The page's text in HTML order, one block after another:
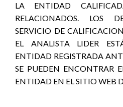
LA ENTIDAD
RELACIONADOS. LOS
SERVICIO DE
EL ANALISTA LIDER
ENTIDAD REGISTRADA
SE PUEDEN ENCONTRAR
ENTIDAD EN EL SITIO WEB